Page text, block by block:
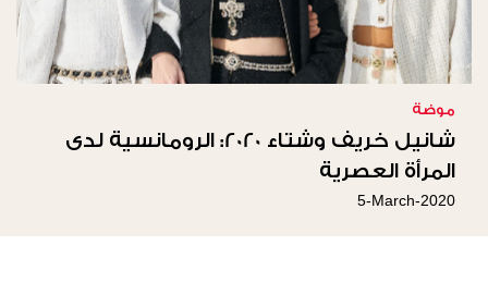
موضة
شانيل خريف وشتاء 2020: الرومانسية لدى
المرأة العصرية
5-March-2020